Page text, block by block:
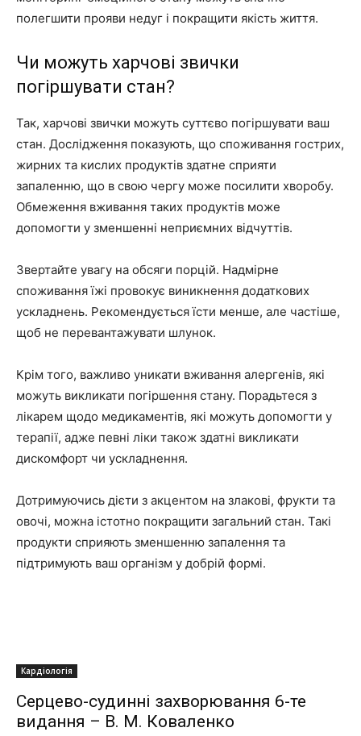
полегшити прояви недуг і покращити якість життя.
Чи можуть харчові звички
погіршувати стан?
Так, харчові звички можуть суттєво погіршувати ваш
стан. Дослідження показують, що споживання гострих,
жирних та кислих продуктів здатне сприяти
запаленню, що в свою чергу може посилити хворобу.
Обмеження вживання таких продуктів може
допомогти у зменшенні неприємних відчуттів.
Звертайте увагу на обсяги порцій. Надмірне
споживання їжі провокує виникнення додаткових
ускладнень. Рекомендується їсти менше, але частіше,
щоб не перевантажувати шлунок.
Крім того, важливо уникати вживання алергенів, які
можуть викликати погіршення стану. Порадьтеся з
лікарем щодо медикаментів, які можуть допомогти у
терапії, адже певні ліки також здатні викликати
дискомфорт чи ускладнення.
Дотримуючись дієти з акцентом на злакові, фрукти та
овочі, можна істотно покращити загальний стан. Такі
продукти сприяють зменшенню запалення та
підтримують ваш організм у добрій формі.
Кардіологія
Серцево-судинні захворювання 6-те
видання – В. М. Коваленко